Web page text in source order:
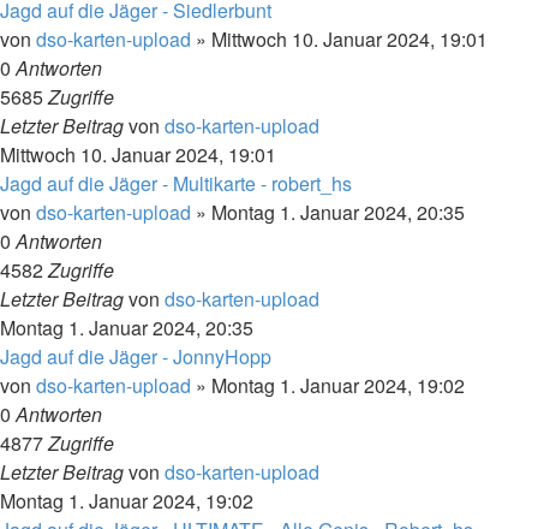
Jagd auf die Jäger - Siedlerbunt
von dso-karten-upload » Mittwoch 10. Januar 2024, 19:01
0Antworten
5685Zugriffe
Letzter Beitragvon dso-karten-upload
Mittwoch 10. Januar 2024, 19:01
Jagd auf die Jäger - Multikarte - robert_hs
von dso-karten-upload » Montag 1. Januar 2024, 20:35
0Antworten
4582Zugriffe
Letzter Beitragvon dso-karten-upload
Montag 1. Januar 2024, 20:35
Jagd auf die Jäger - JonnyHopp
von dso-karten-upload » Montag 1. Januar 2024, 19:02
0Antworten
4877Zugriffe
Letzter Beitragvon dso-karten-upload
Montag 1. Januar 2024, 19:02